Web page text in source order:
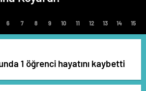
1 öğrenci hayatını kaybetti